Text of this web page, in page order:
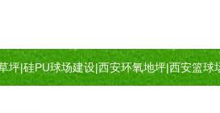
坪|硅PU球场建设|西安环氧地坪|西安篮球